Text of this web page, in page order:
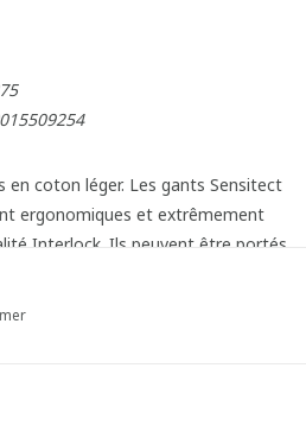
en coton léger. Les gants Sensitect
ergonomiques et extrêmement
Interlock. Ils peuvent être portés